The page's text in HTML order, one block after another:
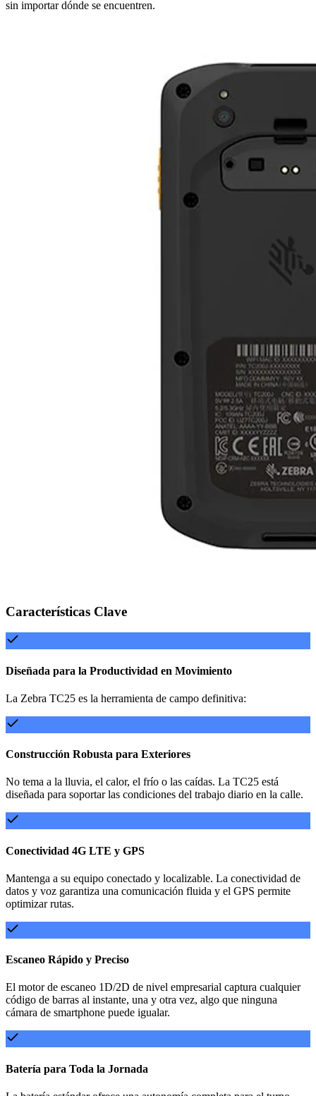
sin importar dónde se encuentren.
Características Clave
Diseñada para la Productividad en Movimiento
La Zebra TC25 es la herramienta de campo definitiva:
Construcción Robusta para Exteriores
No tema a la lluvia, el calor, el frío o las caídas. La TC25 está
diseñada para soportar las condiciones del trabajo diario en la calle.
Conectividad 4G LTE y GPS
Mantenga a su equipo conectado y localizable. La conectividad de
datos y voz garantiza una comunicación fluida y el GPS permite
optimizar rutas.
Escaneo Rápido y Preciso
El motor de escaneo 1D/2D de nivel empresarial captura cualquier
código de barras al instante, una y otra vez, algo que ninguna
cámara de smartphone puede igualar.
Batería para Toda la Jornada